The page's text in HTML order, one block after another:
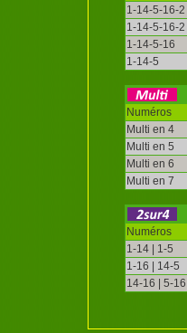
1-14-5-16-2
1-14-5-16-2
1-14-5-16
1-14-5
Numéros
Multi en 4
Multi en 5
Multi en 6
Multi en 7
Numéros
1-14 | 1-5
1-16 | 14-5
14-16 | 5-16